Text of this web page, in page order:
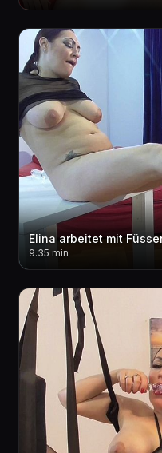
Elina arbeitet mit
9.35 min